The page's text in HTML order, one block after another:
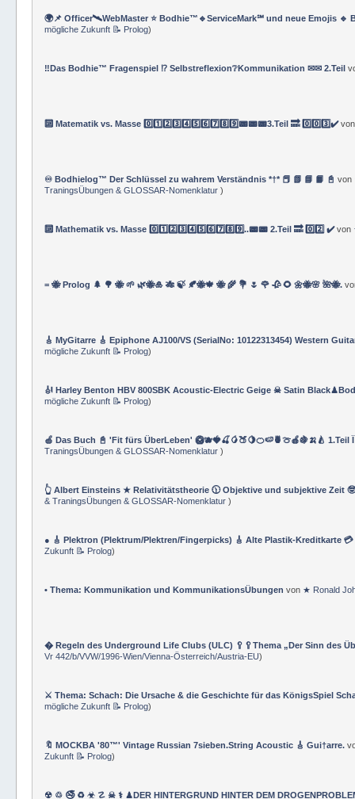
🌍📌 Officer🛰WebMaster ⭐️ Bodhie™🔹ServiceMark℠ und neue Emojis 🔹
mögliche Zukunft 📝 Prolog)
‼️Das Bodhie™ Fragenspiel ⁉️ Selbstreflexion❔Kommunikation ✉✉ 2.Teil
🔟 Matematik vs. Masse 0️⃣1️⃣2️⃣3️⃣4️⃣5️⃣6️⃣7️⃣8️⃣9️⃣📟📟📟3.Teil 🔜 0️⃣0️⃣3️⃣✔️
♾️ Bodhielog™ Der Schlüssel zu wahrem Verständnis *†* 📕 📗 📘 📙 📓von
TraningsÜbungen & GLOSSAR-Nomenklatur)
🔟 Mathematik vs. Masse 0️⃣1️⃣2️⃣3️⃣4️⃣5️⃣6️⃣7️⃣8️⃣9️⃣..📟📟 2.Teil 🔜 0️⃣2️⃣ ✔️von
= 🐝 Prolog 🌲 🌳 🐝 🌱 🌿🐝🎍 🎋 🍃 🍂🐝🍁 🐝 🌾 💐 🌷 🌹 🥀 🌻 🌼🐝🌸 🌺🐝.
🎸 MyGitarre 🎸 Epiphone AJ100/VS (SerialNo: 10122313454) Western
mögliche Zukunft 📝 Prolog)
🎻 Harley Benton HBV 800SBK Acoustic-Electric Geige ☠ Satin
mögliche Zukunft 📝 Prolog)
🍏 Das Buch 📓 'Fit fürs ÜberLeben' 🥝🫐🍓🍒🥭🍑🍋🍊🍉🍍🍈🍎🍇🍌🍐 1.Teil
TraningsÜbungen & GLOSSAR-Nomenklatur)
👆 Albert Einsteins ★ Relativitätstheorie 🕦 Objektive und subjektive Zeit
& TraningsÜbungen & GLOSSAR-Nomenklatur)
● 🎸 Plektron (Plektrum/Plektren/Fingerpicks) 🎸 Alte Plastik-Kreditkarte
Zukunft 📝 Prolog)
• Thema: Kommunikation und KommunikationsÜbungen von ★ Ronald
� Regeln des Underground Life Clubs (ULC) 🥄🥄Thema „Der Sinn des
Vr 442/b/VVW/1996-Wien/Vienna-Österreich/Austria-EU)
⚔ Thema: Schach: Die Ursache & die Geschichte für das KönigsSpiel
mögliche Zukunft 📝 Prolog)
🔖 MOCKBA '80™' Vintage Russian 7sieben.String Acoustic 🎸 Gui†arre.
Zukunft 📝 Prolog)
☢ ♲ 🚭 ♻ ☣ ☡ ☠ ⚕ ♟DER HINTERGRUND HINTER DEM